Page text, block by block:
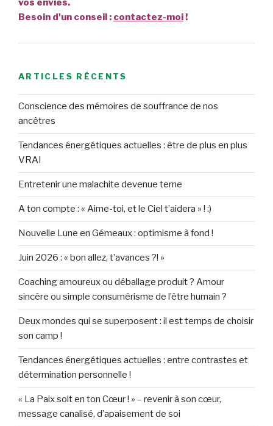
vos envies.
Besoin d'un conseil : contactez-moi!
ARTICLES RÉCENTS
Conscience des mémoires de souffrance de nos
ancêtres
Tendances énergétiques actuelles : être de plus en plus
VRAI
Entretenir une malachite devenue terne
A ton compte : « Aime-toi, et le Ciel t’aidera » ! :)
Nouvelle Lune en Gémeaux : optimisme à fond !
Juin 2026 : « bon allez, t’avances ?! »
Coaching amoureux ou déballage produit ? Amour
sincère ou simple consumérisme de l’être humain ?
Deux mondes qui se superposent : il est temps de choisir
son camp !
Tendances énergétiques actuelles : entre contrastes et
détermination personnelle !
« La Paix soit en ton Cœur ! » – revenir à son cœur,
message canalisé, d’apaisement de soi